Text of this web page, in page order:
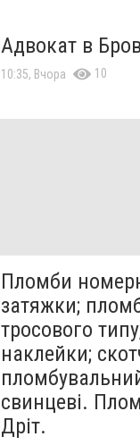
Адвокат в
10:35, Вчора 10
Пломби
затяжки;
тросового
наклейки;
свинцеві.
Дріт.